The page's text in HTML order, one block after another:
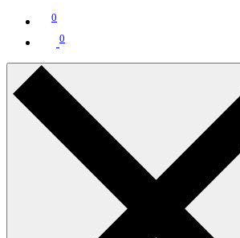
0
0